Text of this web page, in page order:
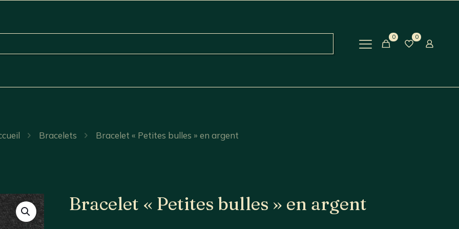
0 0
Bracelets Bracelet « Petites bulles » en argent
Bracelet « Petites bulles » en argent